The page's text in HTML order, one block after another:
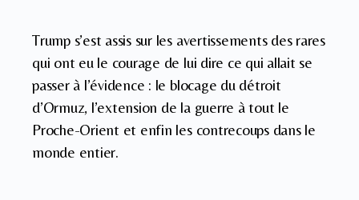
Trump s’est assis sur les avertissements des rares
qui ont eu le courage de lui dire ce qui allait se
passer à l’évidence : le blocage du détroit
d’Ormuz, l’extension de la guerre à tout le
Proche-Orient et enfin les contrecoups dans le
monde entier.